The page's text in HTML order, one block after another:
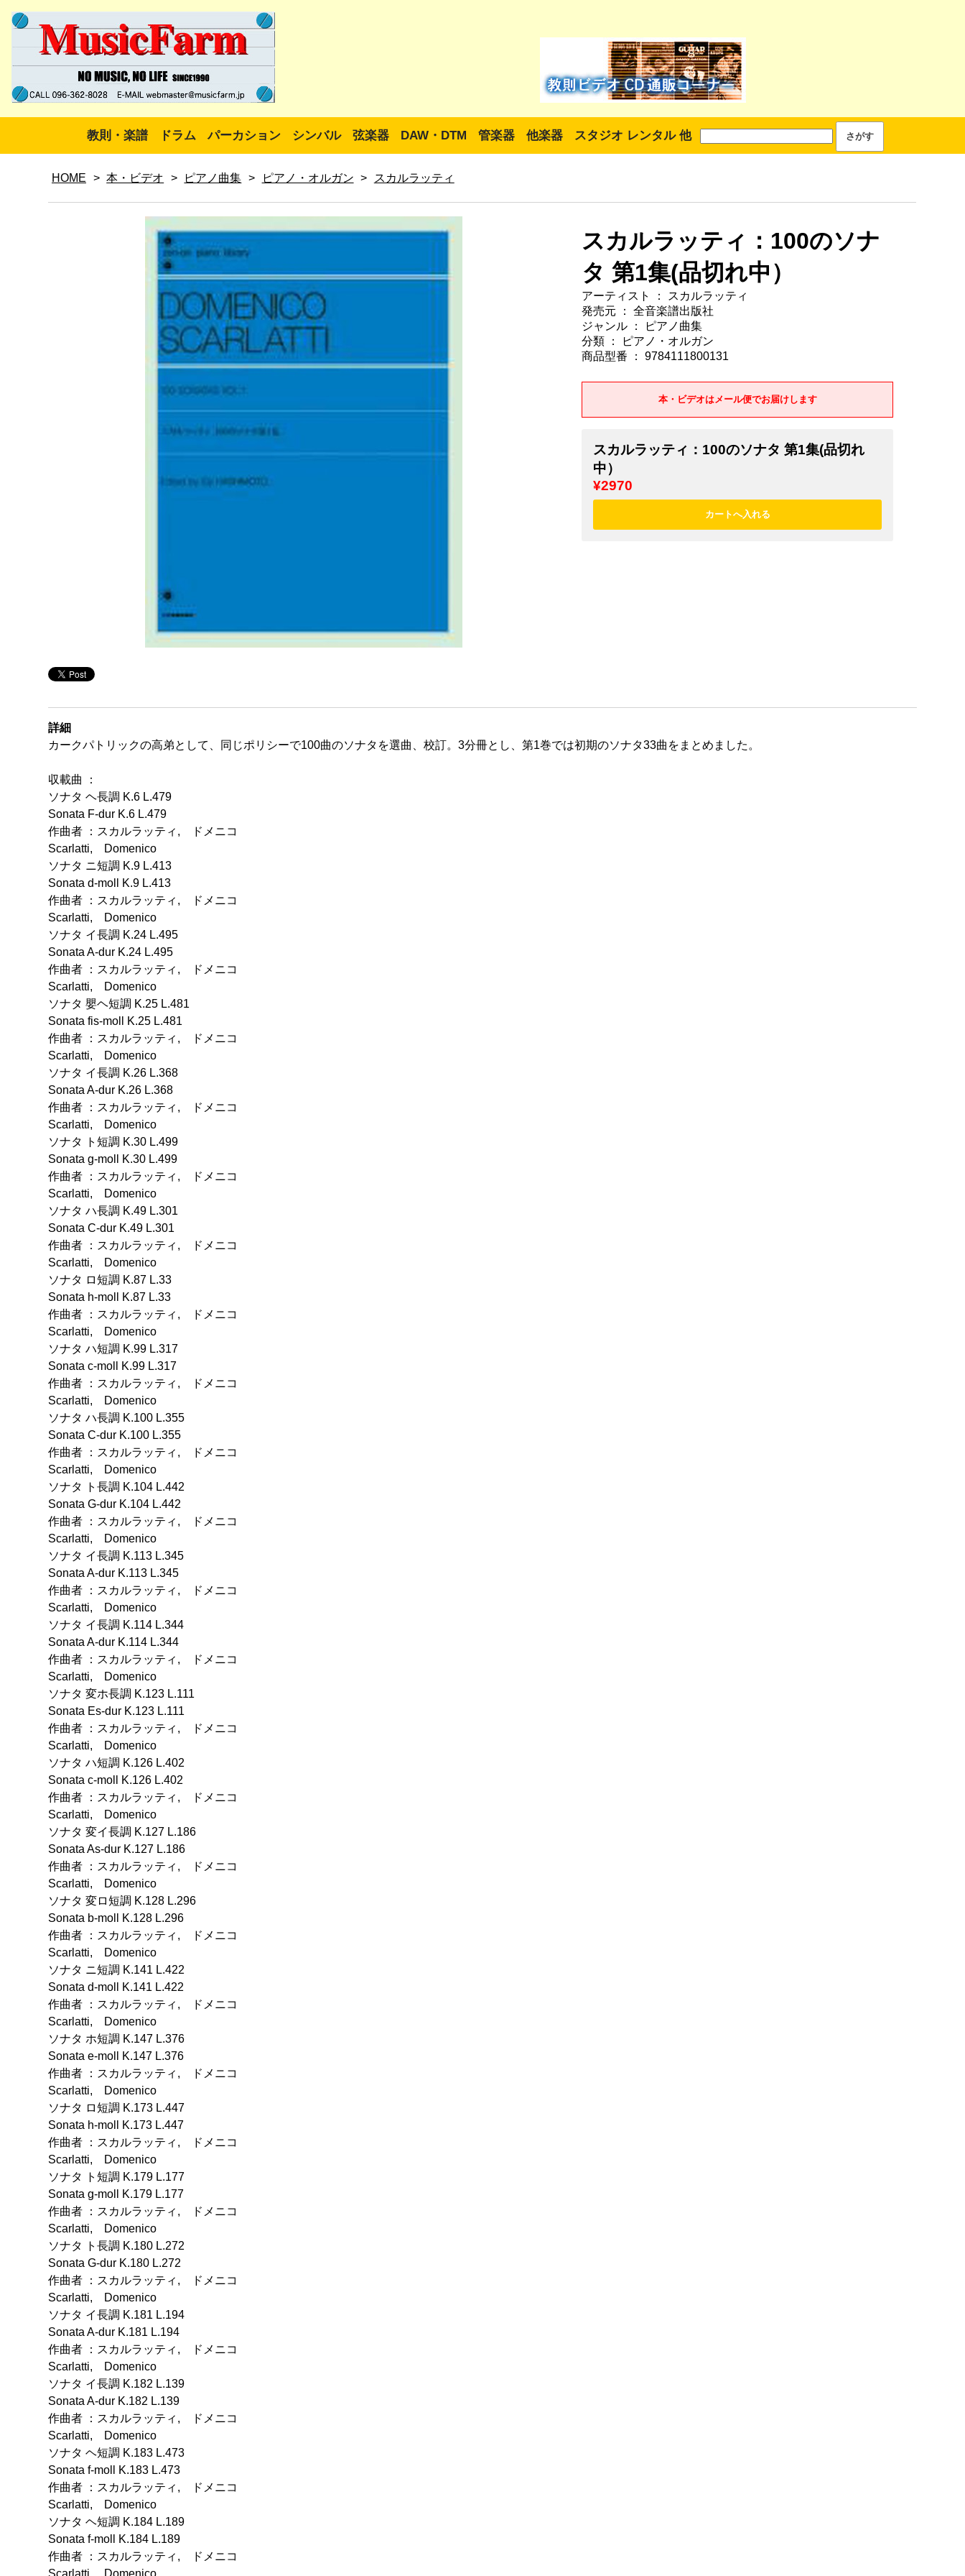
教則・楽譜 ドラム パーカション シンバル 弦楽器 DAW・DTM 管楽器 他楽器 スタジオ レンタル 他
HOME > 本・ビデオ > ピアノ曲集 > ピアノ・オルガン > スカルラッティ
スカルラッティ：100のソナ
タ 第1集(品切れ中）
アーティスト ： スカルラッティ
発売元 ： 全音楽譜出版社
ジャンル ： ピアノ曲集
分類 ： ピアノ・オルガン
商品型番 ： 9784111800131
本・ビデオはメール便でお届けします
スカルラッティ：100のソナタ 第1集(品切れ
中）
¥2970
詳細
カークパトリックの高弟として、同じポリシーで100曲のソナタを選曲、校訂。3分冊とし、第1巻では初期のソナタ33曲をまとめました。
収載曲 ：
ソナタ ヘ長調 K.6 L.479
Sonata F-dur K.6 L.479
作曲者 ：スカルラッティ, ドメニコ
Scarlatti, Domenico
ソナタ ニ短調 K.9 L.413
Sonata d-moll K.9 L.413
作曲者 ：スカルラッティ, ドメニコ
Scarlatti, Domenico
ソナタ イ長調 K.24 L.495
Sonata A-dur K.24 L.495
作曲者 ：スカルラッティ, ドメニコ
Scarlatti, Domenico
ソナタ 嬰ヘ短調 K.25 L.481
Sonata fis-moll K.25 L.481
作曲者 ：スカルラッティ, ドメニコ
Scarlatti, Domenico
ソナタ イ長調 K.26 L.368
Sonata A-dur K.26 L.368
作曲者 ：スカルラッティ, ドメニコ
Scarlatti, Domenico
ソナタ ト短調 K.30 L.499
Sonata g-moll K.30 L.499
作曲者 ：スカルラッティ, ドメニコ
Scarlatti, Domenico
ソナタ ハ長調 K.49 L.301
Sonata C-dur K.49 L.301
作曲者 ：スカルラッティ, ドメニコ
Scarlatti, Domenico
ソナタ ロ短調 K.87 L.33
Sonata h-moll K.87 L.33
作曲者 ：スカルラッティ, ドメニコ
Scarlatti, Domenico
ソナタ ハ短調 K.99 L.317
Sonata c-moll K.99 L.317
作曲者 ：スカルラッティ, ドメニコ
Scarlatti, Domenico
ソナタ ハ長調 K.100 L.355
Sonata C-dur K.100 L.355
作曲者 ：スカルラッティ, ドメニコ
Scarlatti, Domenico
ソナタ ト長調 K.104 L.442
Sonata G-dur K.104 L.442
作曲者 ：スカルラッティ, ドメニコ
Scarlatti, Domenico
ソナタ イ長調 K.113 L.345
Sonata A-dur K.113 L.345
作曲者 ：スカルラッティ, ドメニコ
Scarlatti, Domenico
ソナタ イ長調 K.114 L.344
Sonata A-dur K.114 L.344
作曲者 ：スカルラッティ, ドメニコ
Scarlatti, Domenico
ソナタ 変ホ長調 K.123 L.111
Sonata Es-dur K.123 L.111
作曲者 ：スカルラッティ, ドメニコ
Scarlatti, Domenico
ソナタ ハ短調 K.126 L.402
Sonata c-moll K.126 L.402
作曲者 ：スカルラッティ, ドメニコ
Scarlatti, Domenico
ソナタ 変イ長調 K.127 L.186
Sonata As-dur K.127 L.186
作曲者 ：スカルラッティ, ドメニコ
Scarlatti, Domenico
ソナタ 変ロ短調 K.128 L.296
Sonata b-moll K.128 L.296
作曲者 ：スカルラッティ, ドメニコ
Scarlatti, Domenico
ソナタ ニ短調 K.141 L.422
Sonata d-moll K.141 L.422
作曲者 ：スカルラッティ, ドメニコ
Scarlatti, Domenico
ソナタ ホ短調 K.147 L.376
Sonata e-moll K.147 L.376
作曲者 ：スカルラッティ, ドメニコ
Scarlatti, Domenico
ソナタ ロ短調 K.173 L.447
Sonata h-moll K.173 L.447
作曲者 ：スカルラッティ, ドメニコ
Scarlatti, Domenico
ソナタ ト短調 K.179 L.177
Sonata g-moll K.179 L.177
作曲者 ：スカルラッティ, ドメニコ
Scarlatti, Domenico
ソナタ ト長調 K.180 L.272
Sonata G-dur K.180 L.272
作曲者 ：スカルラッティ, ドメニコ
Scarlatti, Domenico
ソナタ イ長調 K.181 L.194
Sonata A-dur K.181 L.194
作曲者 ：スカルラッティ, ドメニコ
Scarlatti, Domenico
ソナタ イ長調 K.182 L.139
Sonata A-dur K.182 L.139
作曲者 ：スカルラッティ, ドメニコ
Scarlatti, Domenico
ソナタ ヘ短調 K.183 L.473
Sonata f-moll K.183 L.473
作曲者 ：スカルラッティ, ドメニコ
Scarlatti, Domenico
ソナタ ヘ短調 K.184 L.189
Sonata f-moll K.184 L.189
作曲者 ：スカルラッティ, ドメニコ
Scarlatti, Domenico